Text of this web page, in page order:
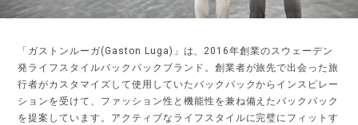
「ガストンルーガ(Gaston Luga)」は、2016年創業のスウェーデン
発ライフスタイルバックパックブランド。創業者が旅先で出会った旅
行者がカスタマイズして使用していたバックパックからインスピレー
ションを受けて、ファッション性と機能性を兼ね備えたバックパック
を提案しています。アクティブなライフスタイルに完璧にフィットす